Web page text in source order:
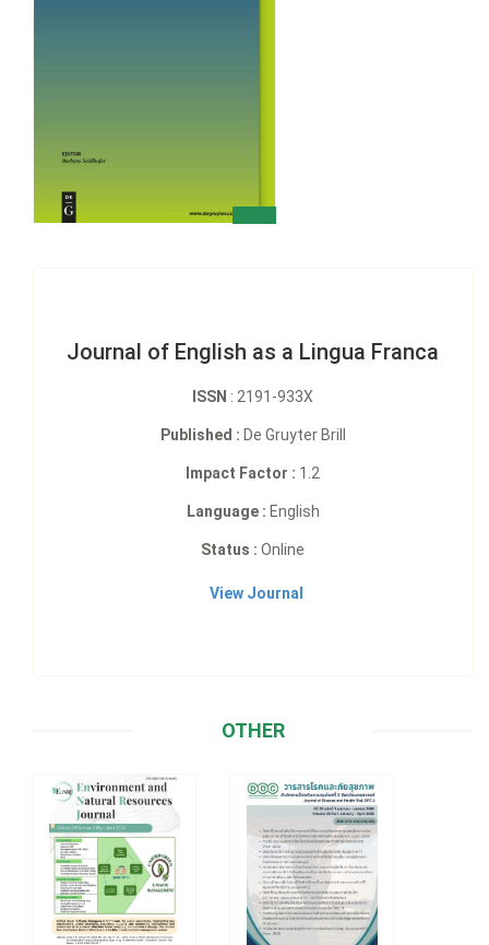
Journal of English as a Lingua Franca
ISSN : 2191-933X
Published : De Gruyter Brill
Impact Factor : 1.2
Language : English
Status : Online
View Journal
OTHER